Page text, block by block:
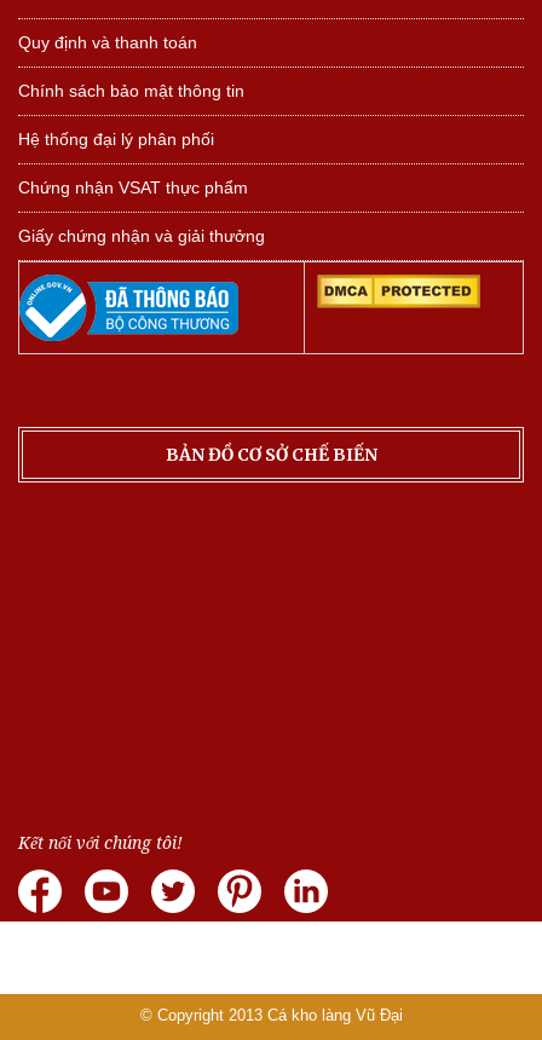
Quy định và thanh toán
Chính sách bảo mật thông tin
Hệ thống đại lý phân phối
Chứng nhận VSAT thực phẩm
Giấy chứng nhận và giải thưởng
BẢN ĐỒ CƠ SỞ CHẾ BIẾN
Kết nối với chúng tôi!
© Copyright 2013 Cá kho làng Vũ Đại